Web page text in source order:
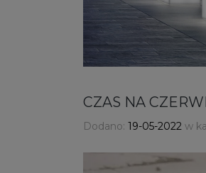
CZAS NA
Dodano: 19-05-2022 w